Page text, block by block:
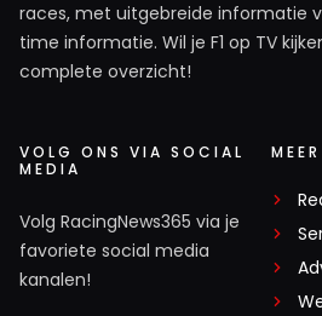
races, met uitgebreide informatie
time informatie. Wil je F1 op TV
complete overzicht!
VOLG ONS VIA SOCIAL
MEDIA
Volg RacingNews365 via je
favoriete social media
kanalen!